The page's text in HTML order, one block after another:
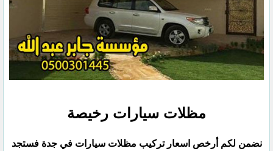
مظلات سيارات رخيصة
نضمن لكم أرخص اسعار تركيب مظلات سيارات في جدة فستجد